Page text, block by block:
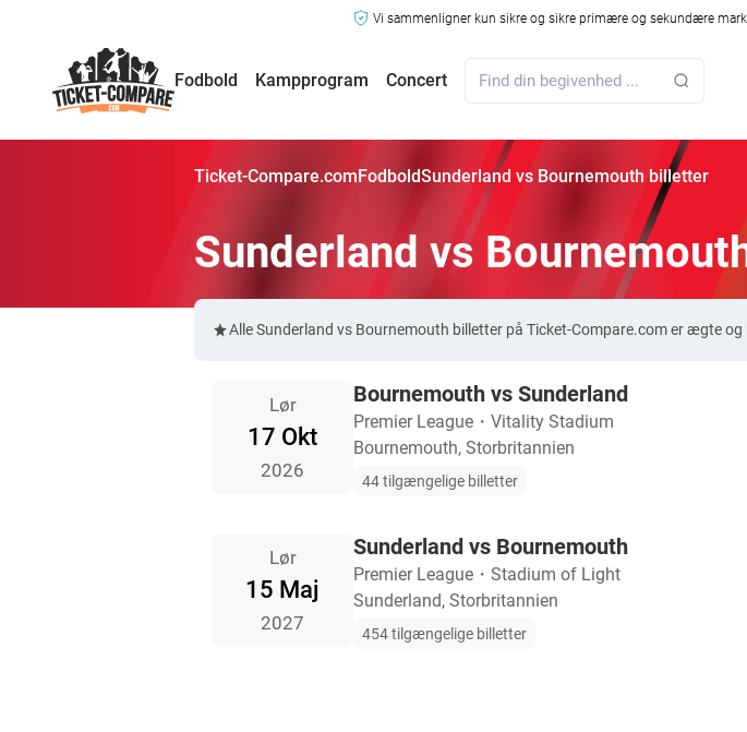
Vi sammenligner kun sikre og sikre primære og sekundære
Fodbold Kampprogram Concert
Ticket-Compare.comFodboldSunderland vs Bournemouth billetter
Sunderland vs
Alle Sunderland vs Bournemouth billetter på Ticket-Compare.com er ægte
Lør
17 Okt
2026
Bournemouth vs Sunderland
Premier League ・ Vitality Stadium
Bournemouth, Storbritannien
44 tilgængelige billetter
Lør
15 Maj
2027
Sunderland vs Bournemouth
Premier League ・ Stadium of Light
Sunderland, Storbritannien
454 tilgængelige billetter